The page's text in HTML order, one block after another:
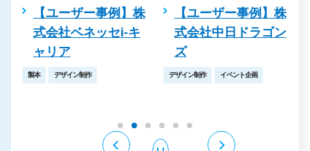
【ユーザー事例】株
式会社ベネッセi-キ
ャリア
製本 デザイン制作
【ユーザー事例】株
式会社中日ドラゴン
ズ
デザイン制作 イベント企画